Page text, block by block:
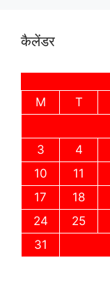
कैलेंडर
M
T
3
4
10
11
17
18
24
25
31